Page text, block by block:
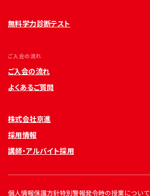
無料学力診断テスト
ご入会の流れ
ご入会の流れ
よくあるご質問
株式会社京進
採用情報
講師・アルバイト採用
個人情報保護方針特別警報発令時の授業について